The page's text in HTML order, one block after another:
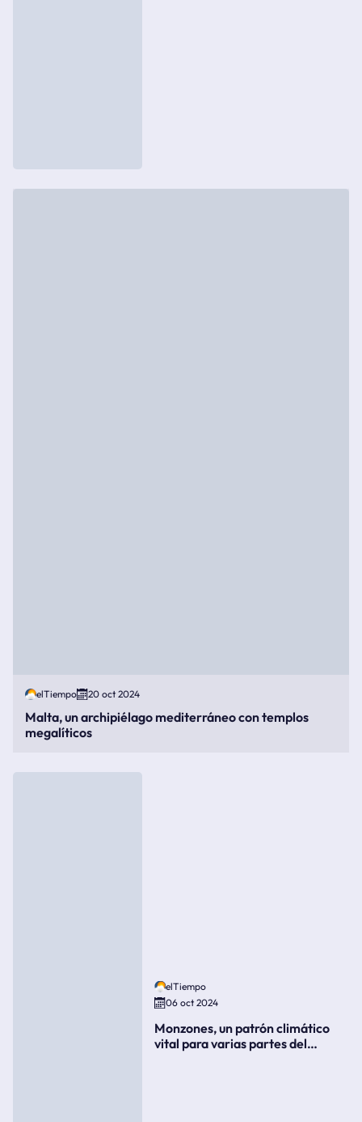
elTiempo 20 oct 2024
Malta, un archipiélago mediterráneo con templos
megalíticos
elTiempo
06 oct 2024
Monzones, un patrón climático
vital para varias partes del